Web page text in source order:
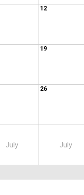
12
19
26
July July